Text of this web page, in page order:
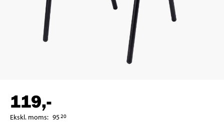
119,-
Ekskl. moms: 9520